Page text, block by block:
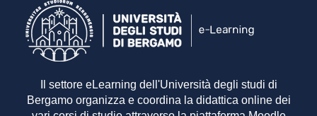
Il settore eLearning dell'Università degli studi di
Bergamo organizza e coordina la didattica online dei